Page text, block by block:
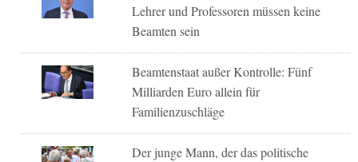
Lehrer und Professoren müssen keine
Beamten sein
Beamtenstaat außer Kontrolle: Fünf
Milliarden Euro allein für
Familienzuschläge
Der junge Mann, der das politische